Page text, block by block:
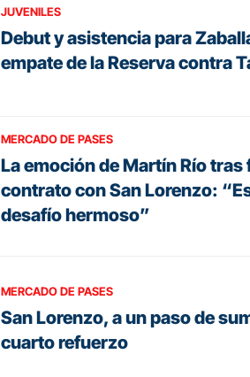
JUVENILES
Debut y asistencia para
empate de la Reserva contra
MERCADO DE PASES
La emoción de Martín Río tras
contrato con San Lorenzo:
desafío hermoso”
MERCADO DE PASES
San Lorenzo, a un paso de
cuarto refuerzo